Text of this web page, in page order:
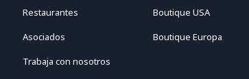
Restaurantes
Asociados
Trabaja con nosotros
Boutique USA
Boutique Europa